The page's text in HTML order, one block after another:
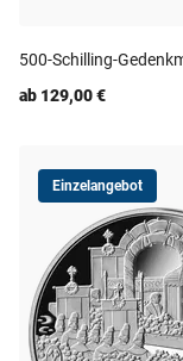
500-Schilling-
ab 129,00 €
Einzelangebot